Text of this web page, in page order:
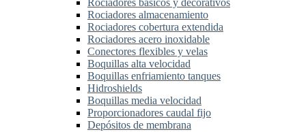
Rociadores básicos y decorativos
Rociadores almacenamiento
Rociadores cobertura extendida
Rociadores acero inoxidable
Conectores flexibles y velas
Boquillas alta velocidad
Boquillas enfriamiento tanques
Hidroshields
Boquillas media velocidad
Proporcionadores caudal fijo
Depósitos de membrana